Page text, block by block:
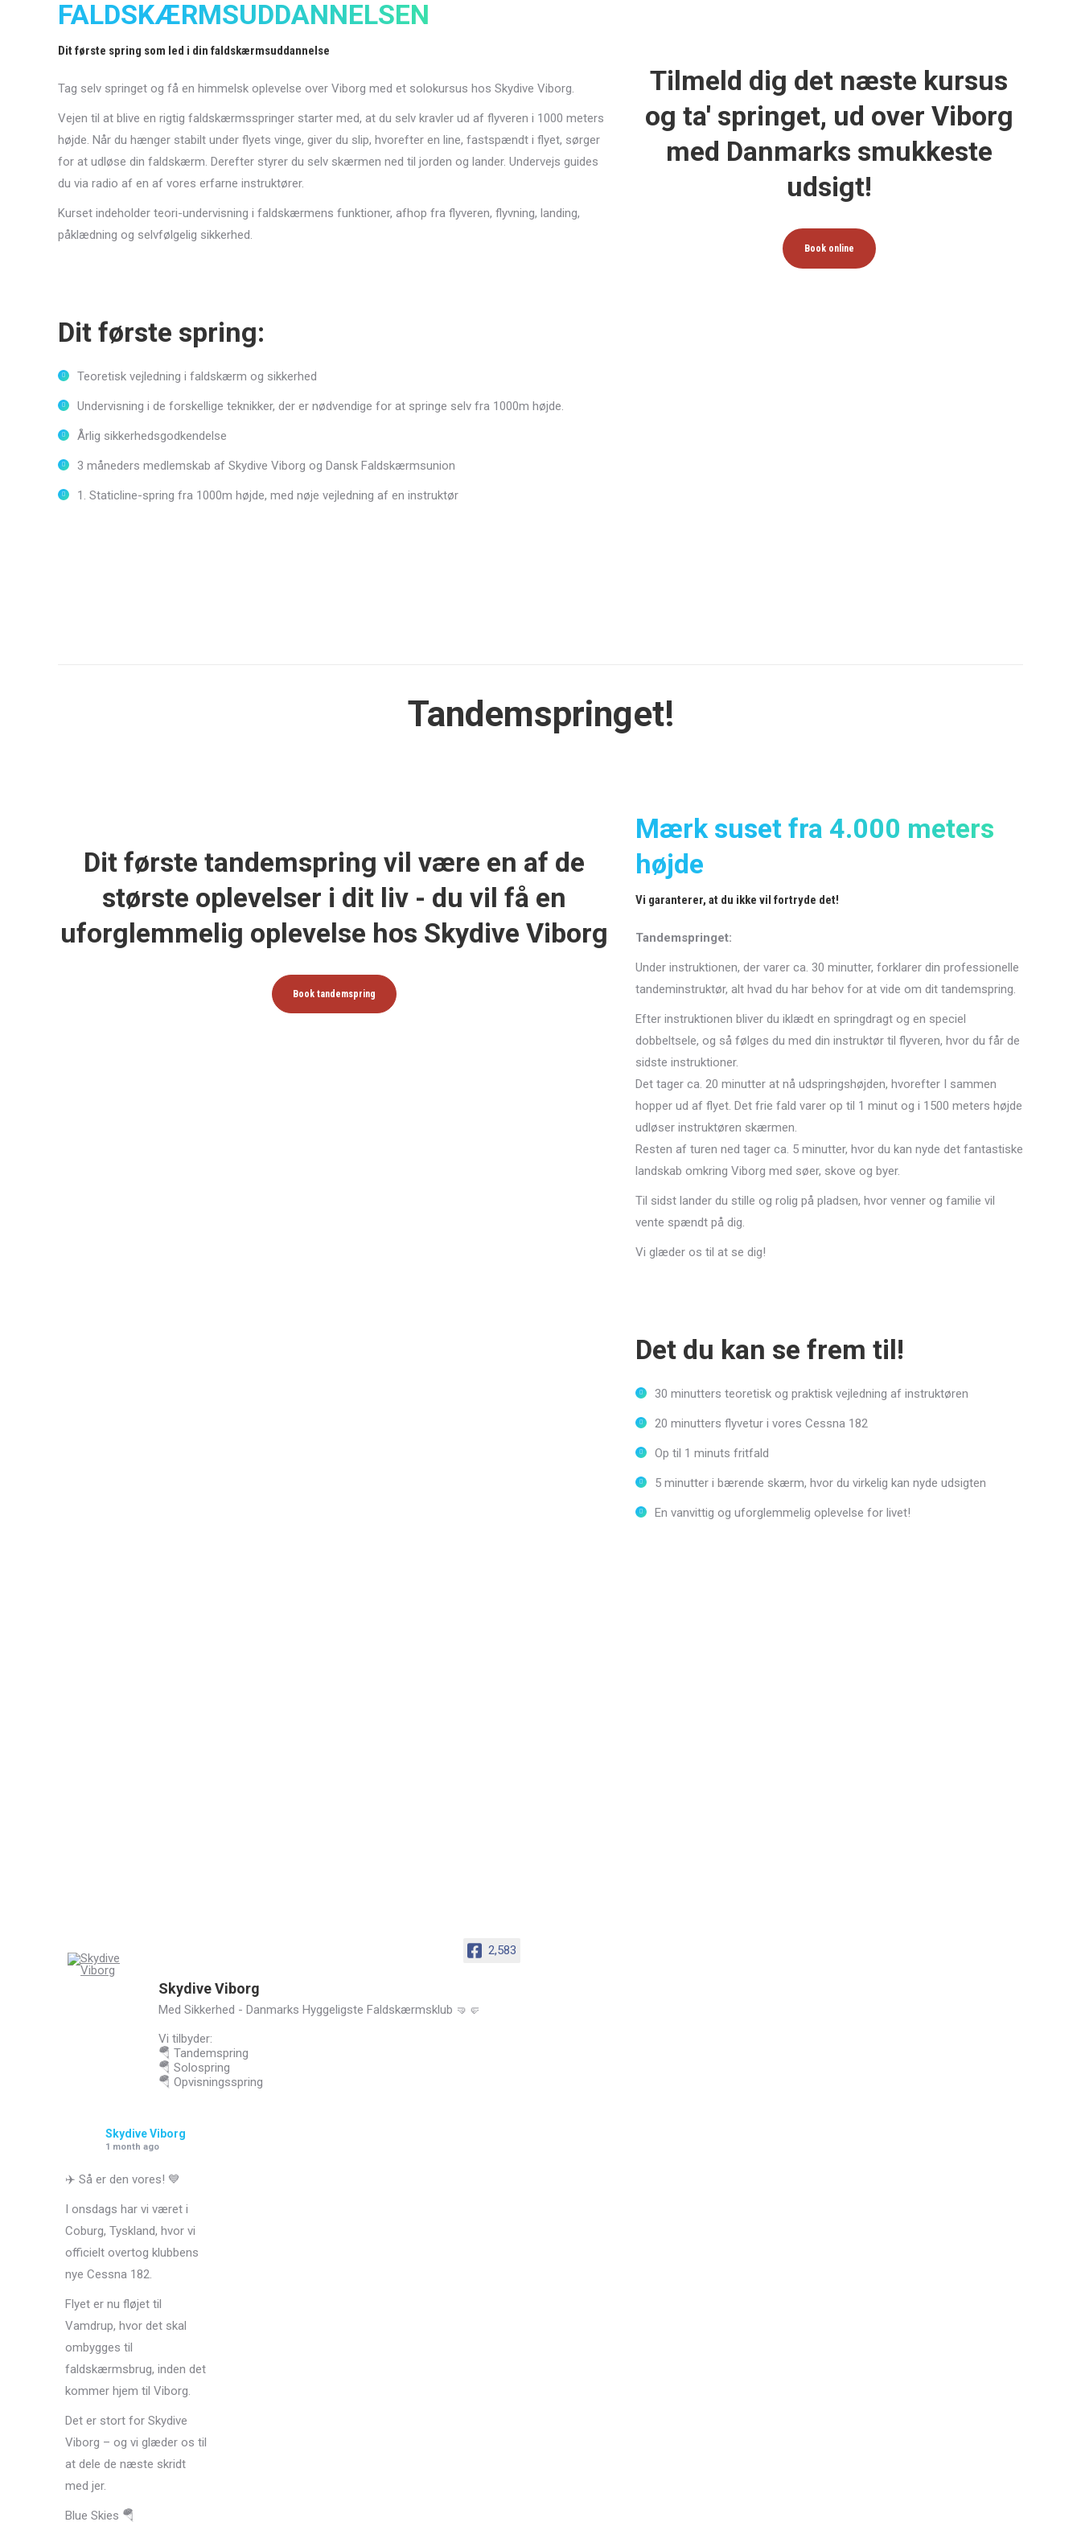
FALDSKÆRMSUDDANNELSEN
Dit første spring som led i din faldskærmsuddannelse
Tag selv springet og få en himmelsk oplevelse over Viborg med et solokursus hos Skydive Viborg.
Vejen til at blive en rigtig faldskærmsspringer starter med, at du selv kravler ud af flyveren i 1000 meters
højde. Når du hænger stabilt under flyets vinge, giver du slip, hvorefter en line, fastspændt i flyet, sørger
for at udløse din faldskærm. Derefter styrer du selv skærmen ned til jorden og lander. Undervejs guides
du via radio af en af vores erfarne instruktører.
Kurset indeholder teori-undervisning i faldskærmens funktioner, afhop fra flyveren, flyvning, landing,
påklædning og selvfølgelig sikkerhed.
Dit første spring:
Teoretisk vejledning i faldskærm og sikkerhed
Undervisning i de forskellige teknikker, der er nødvendige for at springe selv fra 1000m højde.
Årlig sikkerhedsgodkendelse
3 måneders medlemskab af Skydive Viborg og Dansk Faldskærmsunion
1. Staticline-spring fra 1000m højde, med nøje vejledning af en instruktør
Tilmeld dig det næste kursus
og ta' springet, ud over Viborg
med Danmarks smukkeste
udsigt!
Book online
Tandemspringet!
Dit første tandemspring vil være en af de
største oplevelser i dit liv - du vil få en
uforglemmelig oplevelse hos Skydive Viborg
Book tandemspring
Mærk suset fra 4.000 meters
højde
Vi garanterer, at du ikke vil fortryde det!
Tandemspringet:
Under instruktionen, der varer ca. 30 minutter, forklarer din professionelle
tandeminstruktør, alt hvad du har behov for at vide om dit tandemspring.
Efter instruktionen bliver du iklædt en springdragt og en speciel
dobbeltsele, og så følges du med din instruktør til flyveren, hvor du får de
sidste instruktioner.
Det tager ca. 20 minutter at nå udspringshøjden, hvorefter I sammen
hopper ud af flyet. Det frie fald varer op til 1 minut og i 1500 meters højde
udløser instruktøren skærmen.
Resten af turen ned tager ca. 5 minutter, hvor du kan nyde det fantastiske
landskab omkring Viborg med søer, skove og byer.
Til sidst lander du stille og rolig på pladsen, hvor venner og familie vil
vente spændt på dig.
Vi glæder os til at se dig!
Det du kan se frem til!
30 minutters teoretisk og praktisk vejledning af instruktøren
20 minutters flyvetur i vores Cessna 182
Op til 1 minuts fritfald
5 minutter i bærende skærm, hvor du virkelig kan nyde udsigten
En vanvittig og uforglemmelig oplevelse for livet!
2,583
Skydive Viborg
Med Sikkerhed - Danmarks Hyggeligste Faldskærmsklub 🤜🤛
Vi tilbyder:
🪂 Tandemspring
🪂 Solospring
🪂 Opvisningsspring
Skydive Viborg
1 month ago
✈️ Så er den vores! 💙
I onsdags har vi været i
Coburg, Tyskland, hvor vi
officielt overtog klubbens
nye Cessna 182.
Flyet er nu fløjet til
Vamdrup, hvor det skal
ombygges til
faldskærmsbrug, inden det
kommer hjem til Viborg.
Det er stort for Skydive
Viborg – og vi glæder os til
at dele de næste skridt
med jer.
Blue Skies 🪂